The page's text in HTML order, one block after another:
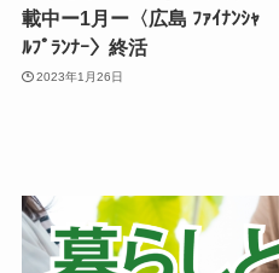
載中ー1月ー〈広島 ﾌｧｲﾅﾝｼｬ
ﾙﾌﾟﾗﾝﾅｰ〉終活
2023年1月26日